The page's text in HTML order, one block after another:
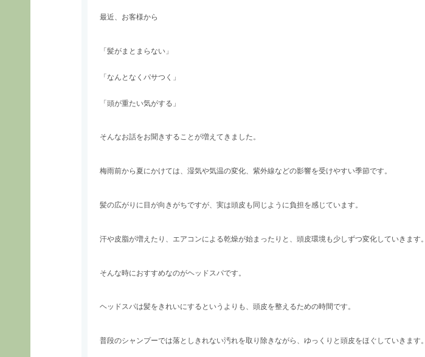
最近、お客様から
「髪がまとまらない」
「なんとなくパサつく」
「頭が重たい気がする」
そんなお話をお聞きすることが増えてきました。
梅雨前から夏にかけては、湿気や気温の変化、紫外線などの影響を受けやすい季節です。
髪の広がりに目が向きがちですが、実は頭皮も同じように負担を感じています。
汗や皮脂が増えたり、エアコンによる乾燥が始まったりと、頭皮環境も少しずつ変化していきます。
そんな時におすすめなのがヘッドスパです。
ヘッドスパは髪をきれいにするというよりも、頭皮を整えるための時間です。
普段のシャンプーでは落としきれない汚れを取り除きながら、ゆっくりと頭皮をほぐしていきます。